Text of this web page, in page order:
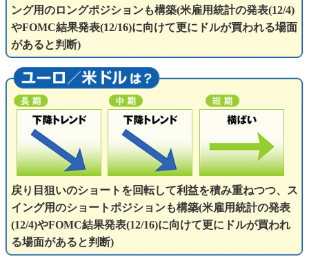
ング用のロングポジションも構築(米雇用統計の発表(12/4)
やFOMC結果発表(12/16)に向けて更にドルが買われる場面
があると判断)
戻り目狙いのショートを回転して利益を積み重ねつつ、ス
イング用のショートポジションも構築(米雇用統計の発表
(12/4)やFOMC結果発表(12/16)に向けて更にドルが買われ
る場面があると判断)